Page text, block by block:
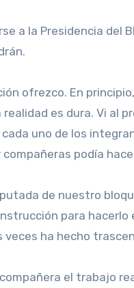
a la Presidencia del
ofrezco. En
realidad es dura. Vi
uno de los
podía
de nuestro
para
ha hecho
el trabajo